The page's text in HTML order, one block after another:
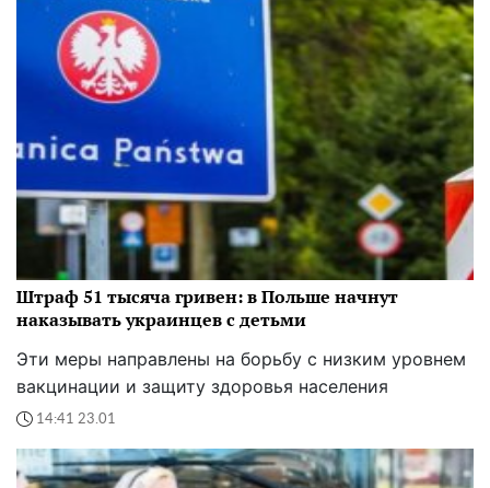
Штраф 51 тысяча гривен: в Польше начнут
наказывать украинцев с детьми
Эти меры направлены на борьбу с низким уровнем
вакцинации и защиту здоровья населения
14:41 23.01